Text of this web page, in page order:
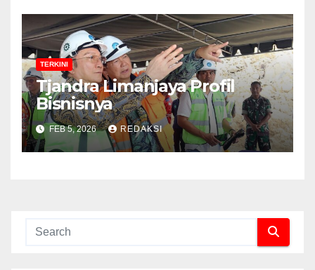
TERKINI
Tjandra Limanjaya Profil
Bisnisnya
FEB 5, 2026 REDAKSI